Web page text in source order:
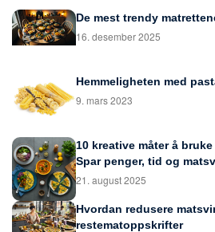
De mest trendy
16. desember 2025
Hemmeligheten med
9. mars 2023
10 kreative måter å
Spar penger, tid og
21. august 2025
Hvordan redusere
restematoppskrifter